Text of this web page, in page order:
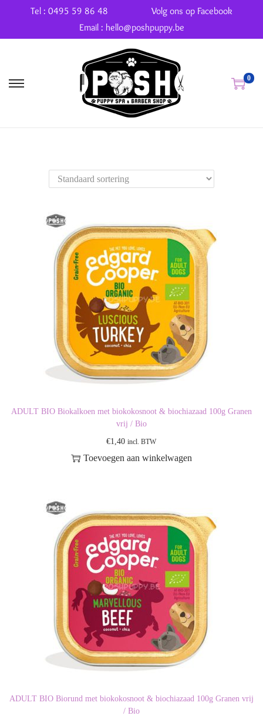
Tel : 0495 59 86 48
Volg ons op Facebook
Email : hello@poshpuppy.be
0
ADULT BIO Biokalkoen met biokokosnoot & biochiazaad 100g Granen
vrij / Bio
€1,40 incl. BTW
Toevoegen aan winkelwagen
ADULT BIO Biorund met biokokosnoot & biochiazaad 100g Granen vrij
/ Bio